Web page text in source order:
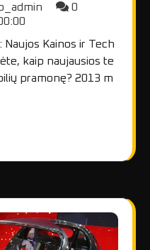
0
Naujos Kainos ir Tech
kaip naujausios te
pramonę? 2013 m